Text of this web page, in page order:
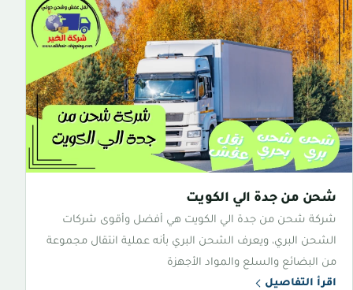
شحن من جدة الي الكويت
شركة شحن من جدة الي الكويت هي أفضل وأقوى شركات
الشحن البري، ويعرف الشحن البري بأنه عملية انتقال مجموعة
من البضائع والسلع والمواد الأجهزة
اقرأ التفاصيل